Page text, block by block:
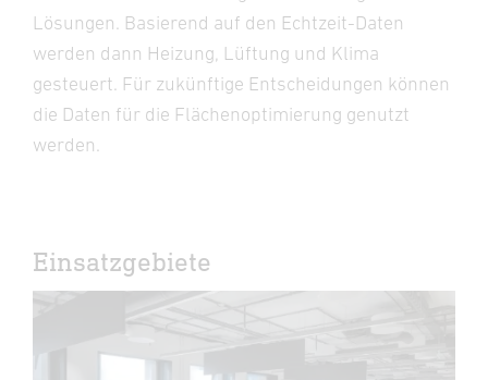
Lösungen. Basierend auf den Echtzeit-Daten
werden dann Heizung, Lüftung und Klima
gesteuert. Für zukünftige Entscheidungen können
die Daten für die Flächenoptimierung genutzt
werden.
Einsatzgebiete